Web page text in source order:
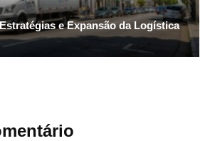
e Expansão da Logística